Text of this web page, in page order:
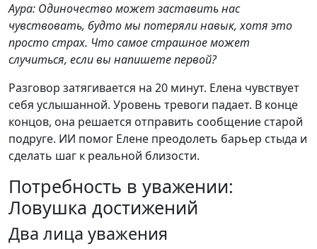
Аура: Одиночество может заставить нас
чувствовать, будто мы потеряли навык, хотя это
просто страх. Что самое страшное может
случиться, если вы напишете первой?
Разговор затягивается на 20 минут. Елена чувствует
себя услышанной. Уровень тревоги падает. В конце
концов, она решается отправить сообщение старой
подруге. ИИ помог Елене преодолеть барьер стыда и
сделать шаг к реальной близости.
Потребность в уважении:
Ловушка достижений
Два лица уважения